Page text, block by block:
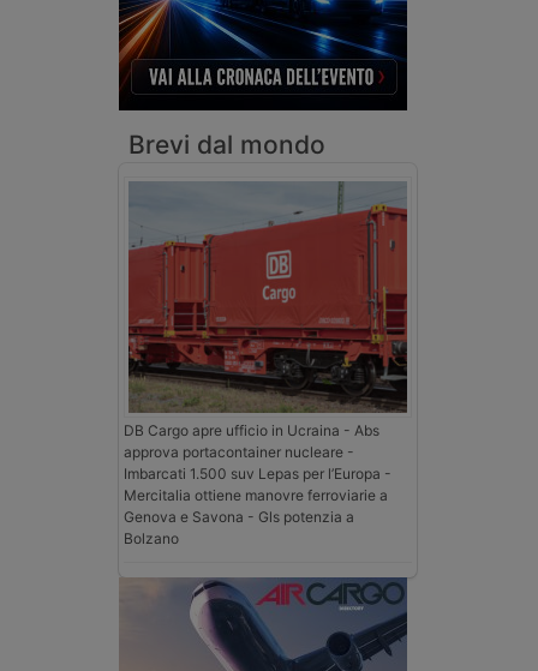
Brevi dal mondo
DB Cargo apre ufficio in Ucraina - Abs
approva portacontainer nucleare -
Imbarcati 1.500 suv Lepas per l’Europa -
Mercitalia ottiene manovre ferroviarie a
Genova e Savona - Gls potenzia a
Bolzano